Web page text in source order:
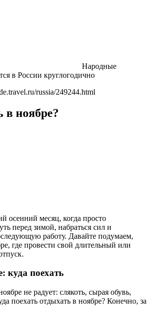
Народные
в России круглогодично
russia/249244.html
в ноябре?
осенний месяц, когда просто
перед зимой, набраться сил и
работу. Давайте подумаем,
где провести свой длительный или
куда поехать
не радует: слякоть, сырая обувь,
поехать отдыхать в ноябре? Конечно, за